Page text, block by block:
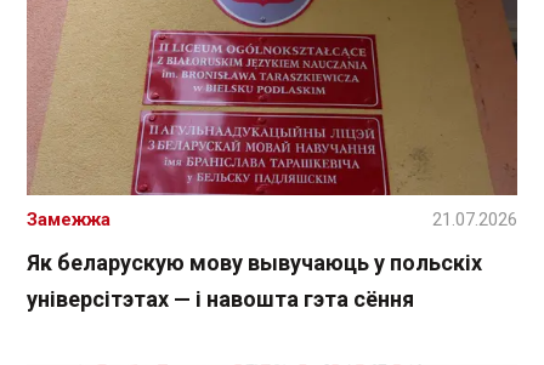
Як беларускую мову вывучаюць у польскіх
універсітэтах — і навошта гэта сёння
Замежжа 21.07.2026